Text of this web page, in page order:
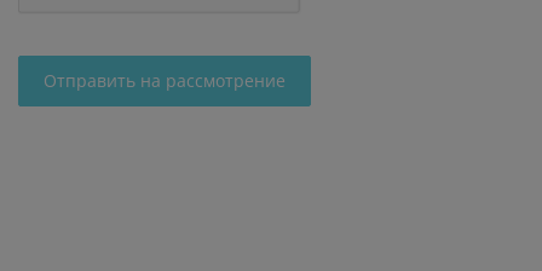
Отправить на рассмотрение